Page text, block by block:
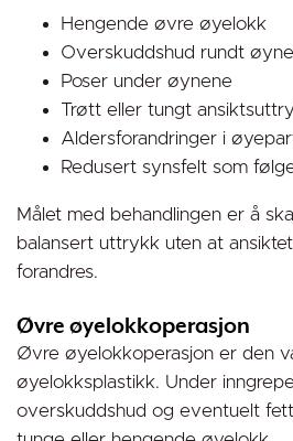
Hengende øvre øyelokk
Overskuddshud rundt
Poser under øynene
Trøtt eller tungt
Aldersforandringer i
Redusert synsfelt som
Målet med behandlingen er å
balansert uttrykk uten at
forandres.
Øvre øyelokkoperasjon
Øvre øyelokkoperasjon er den
øyelokksplastikk. Under
overskuddshud og eventuelt